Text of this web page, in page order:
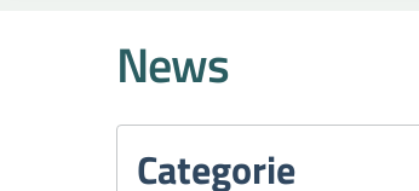
News
Categorie